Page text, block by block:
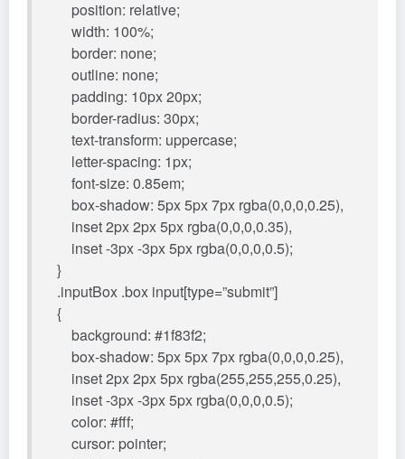
position: relative;
width: 100%;
border: none;
outline: none;
padding: 10px 20px;
border-radius: 30px;
text-transform: uppercase;
letter-spacing: 1px;
font-size: 0.85em;
box-shadow: 5px 5px 7px rgba(0,0,0,0.25),
inset 2px 2px 5px rgba(0,0,0,0.35),
inset -3px -3px 5px rgba(0,0,0,0.5);
}
.inputBox .box input[type=”submit”]
{
background: #1f83f2;
box-shadow: 5px 5px 7px rgba(0,0,0,0.25),
inset 2px 2px 5px rgba(255,255,255,0.25),
inset -3px -3px 5px rgba(0,0,0,0.5);
color: #fff;
cursor: pointer;